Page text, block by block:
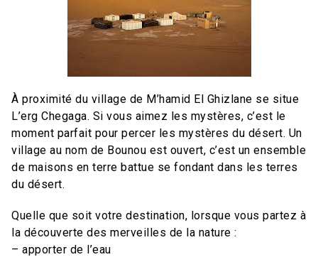
À proximité du village de M’hamid El Ghizlane se situe
L’erg Chegaga. Si vous aimez les mystères, c’est le
moment parfait pour percer les mystères du désert. Un
village au nom de Bounou est ouvert, c’est un ensemble
de maisons en terre battue se fondant dans les terres
du désert.
Quelle que soit votre destination, lorsque vous partez à
la découverte des merveilles de la nature :
– apporter de l’eau